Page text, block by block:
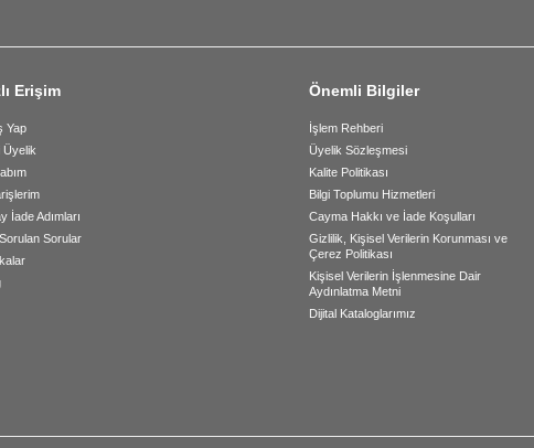
Erişim
Yap
Üyelik
İade Adımları
Sorular
Önemli Bilgiler
İşlem Rehberi
Üyelik Sözleşmesi
Kalite Politikası
Bilgi Toplumu Hizmetleri
Cayma Hakkı ve İade Koşulları
Gizlilik, Kişisel Verilerin Korunması ve
Çerez Politikası
Kişisel Verilerin İşlenmesine Dair
Aydınlatma Metni
Dijital Kataloglarımız